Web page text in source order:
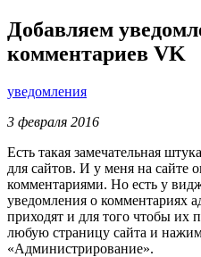
Добавляем
комментариев VK
уведомления
3 февраля 2016
Есть такая замечательная
для сайтов. И у меня на сайте
комментариями. Но есть у
уведомления о комментариях
приходят и для того чтобы их
любую страницу сайта и
«Администрирование».